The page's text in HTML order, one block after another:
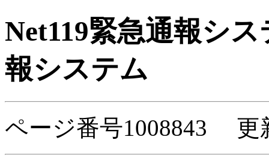
Net119緊急通報シ
報システム
ページ番号1008843 更